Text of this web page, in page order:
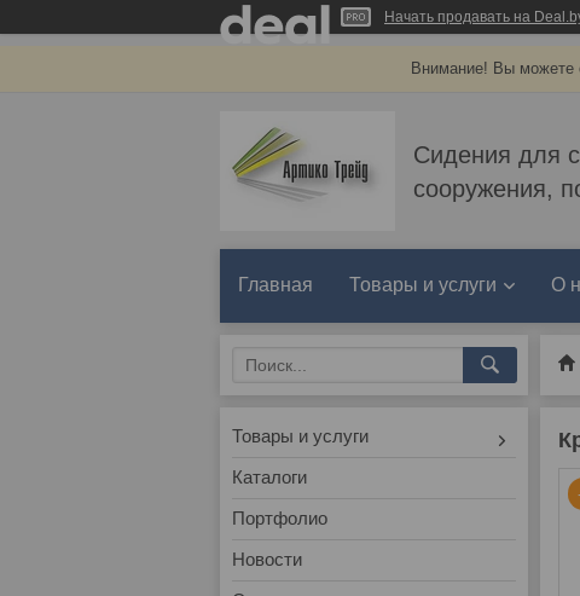
Начать продавать на
Внимание! Вы можете
Сидения для
сооружения,
Главная Товары и услуги О
Товары и услуги
Каталоги
Портфолио
Новости